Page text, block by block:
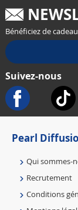
Bénéficiez de
Suivez-nous
Pearl
Qui sommes-
Recrutement
Conditions